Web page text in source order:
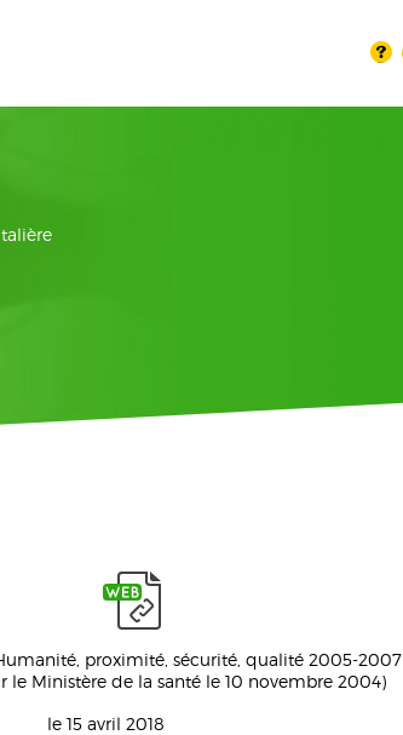
proximité, sécurité, qualité 2005-2007
le Ministère de la santé le 10 novembre 2004)
le 15 avril 2018